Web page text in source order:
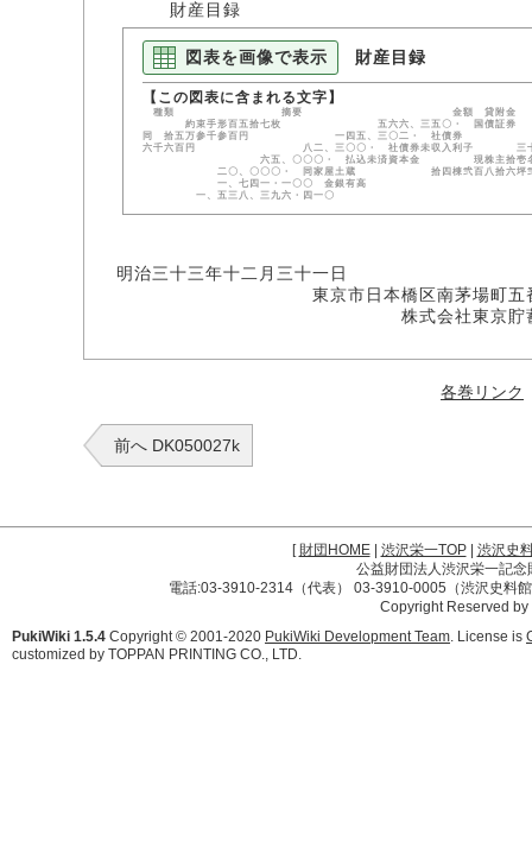
財産目録
図表を画像で表示 財産目録
種類 摘要 金額 貸附金 証書八
約束手形百五拾七枚 五六六、三五〇・ 国
同 拾五万参千参百円 一四五、三〇二・ 社
六千六百円 八二、三〇〇・ 社債券未収入
六五、〇〇〇・ 払込未済資本金 現株主拾壱
二〇、〇〇〇・ 同家屋土蔵 拾四棟弐百八
一、七四一・一〇〇 金銀
一、五三八、三九六・四一〇
明治三十三年十二月三十一日
東京市日本橋区南茅場町五
株式会社東京貯蓄
各巻リンク
前へ DK050027k
[財団HOME| 渋沢栄一TOP| 渋沢史
公益財団法人渋沢栄一記
電話:03-3910-2314（代表） 03-3910-0005（渋沢史料
Copyright Reserved
PukiWiki 1.5.4 Copyright © 2001-2020 PukiWiki Development Team. License is
customized by TOPPAN PRINTING CO., LTD.